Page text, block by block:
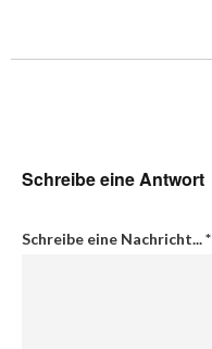
Schreibe eine Antwort
Schreibe eine Nachricht...*